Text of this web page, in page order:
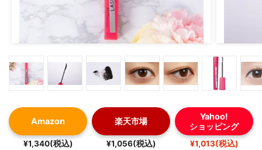
Amazon
¥1,340(税込)
楽天市場
¥1,056(税込)
Yahoo!
ショッピング
¥1,013(税込)